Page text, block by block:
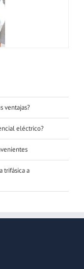
ventajas?
eléctrico?
trifásica a